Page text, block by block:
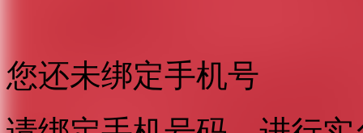
您还未绑定手机号